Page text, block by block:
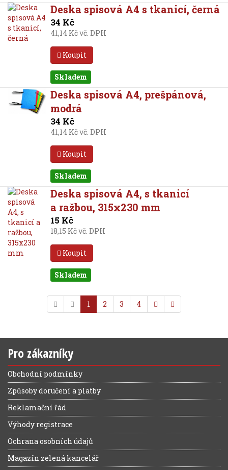
Deska spisová A4 s tkanicí, černá
34 Kč
41,14 Kč vč. DPH
Koupit
Skladem
Deska spisová A4, prešpánová,
modrá
34 Kč
41,14 Kč vč. DPH
Koupit
Skladem
Deska spisová A4, s tkanicí
a ražbou, 315x230 mm
15 Kč
18,15 Kč vč. DPH
Koupit
Skladem
1 2 3 4
Pro zákazníky
Obchodní podmínky
Způsoby doručení a platby
Reklamační řád
Výhody registrace
Ochrana osobních údajů
Magazín zelená kancelář